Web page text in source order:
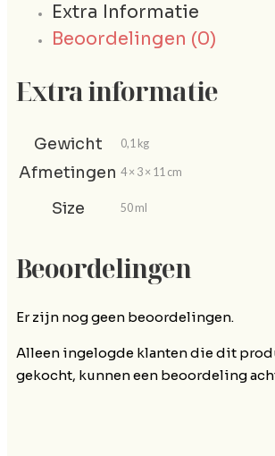
Extra Informatie
Beoordelingen (0)
Extra informatie
Gewicht 0,1 kg
Afmetingen 4 × 3 × 11 cm
Size 50 ml
Beoordelingen
Er zijn nog geen beoordelingen.
Alleen ingelogde klanten die dit
gekocht, kunnen een beoordeling